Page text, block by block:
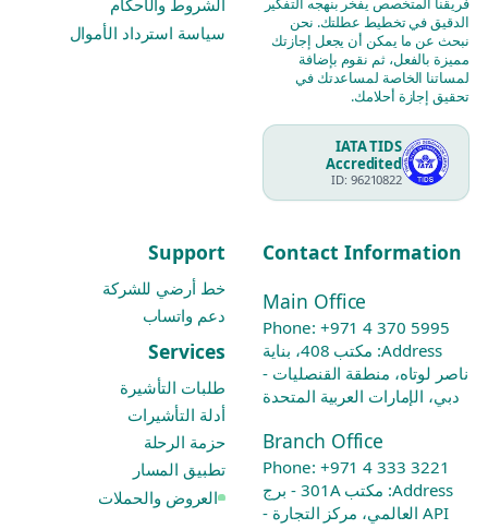
الدقيق في تخطيط عطلتك. نحن
نبحث عن ما يمكن أن يجعل إجازتك
مميزة بالفعل، ثم نقوم بإضافة
لمساتنا الخاصة لمساعدتك في
تحقيق إجازة أحلامك.
IATA TIDS
Accredited
ID: 96210822
الشروط والأحكام
سياسة استرداد الأموال
Contact Information
Main Office
Phone: +971 4 370 5995
Address: مكتب 408، بناية
ناصر لوتاه، منطقة القنصليات -
دبي، الإمارات العربية المتحدة
Branch Office
Phone: +971 4 333 3221
Address: مكتب 301A - برج
API العالمي، مركز التجارة -
Support
خط أرضي للشركة
دعم واتساب
Services
طلبات التأشيرة
أدلة التأشيرات
حزمة الرحلة
تطبيق المسار
العروض والحملات